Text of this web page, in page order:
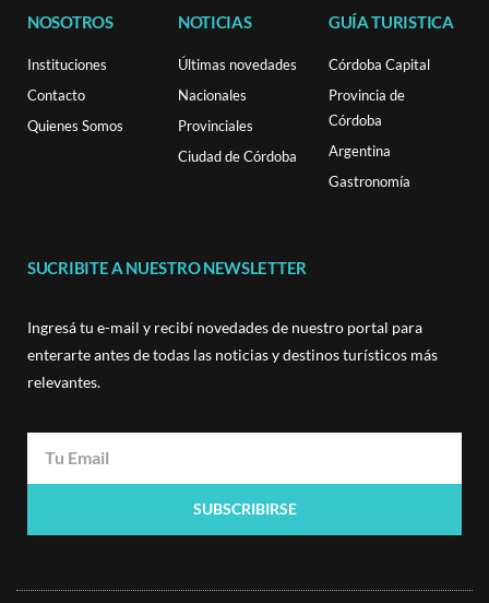
NOSOTROS
Instituciones
Contacto
Quienes Somos
NOTICIAS
Últimas novedades
Nacionales
Provinciales
Ciudad de Córdoba
GUÍA TURISTICA
Córdoba Capital
Provincia de
Córdoba
Argentina
Gastronomía
SUCRIBITE A NUESTRO NEWSLETTER
Ingresá tu e-mail y recibí novedades de nuestro portal para
enterarte antes de todas las noticias y destinos turísticos más
relevantes.
SUBSCRIBIRSE